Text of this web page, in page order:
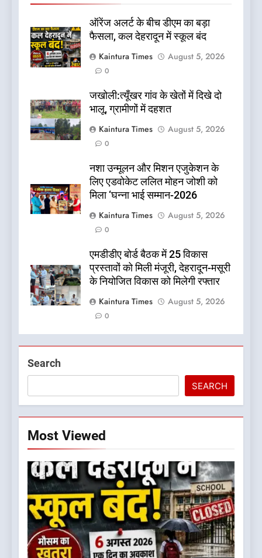
ऑरेंज अलर्ट के बीच डीएम का बड़ा
फैसला, कल देहरादून में स्कूल बंद
Kaintura Times
August 5, 2026
0
जखोली:त्यूँखर गांव के खेतों में दिखे दो
भालू, ग्रामीणों में दहशत
Kaintura Times
August 5, 2026
0
नशा उन्मूलन और मिशन एजुकेशन के
लिए एडवोकेट ललित मोहन जोशी को
मिला ‘घन्ना भाई सम्मान-2026
Kaintura Times
August 5, 2026
0
एमडीडीए बोर्ड बैठक में 25 विकास
प्रस्तावों को मिली मंजूरी, देहरादून-मसूरी
के नियोजित विकास को मिलेगी रफ्तार
Kaintura Times
August 5, 2026
0
Search
SEARCH
Most Viewed
5
डॉ. पंकज गर्ग एसोसिएशन ऑफ ब्रेस्ट